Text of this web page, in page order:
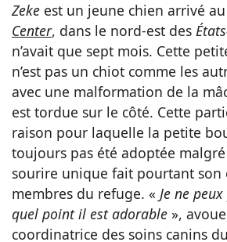
Zeke est un jeune chien arrivé
Center, dans le nord-est des
n’avait que sept mois. Cette
n’est pas un chiot comme les
avec une malformation de la
est tordue sur le côté. Cette
raison pour laquelle la petite
toujours pas été adoptée
sourire unique fait pourtant son
membres du refuge. « Je ne
quel point il est adorable », avoue
coordinatrice des soins canins